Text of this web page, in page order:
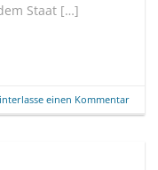
Staat […]
einen Kommentar